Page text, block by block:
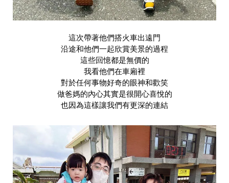
這次帶著他們搭火車出遠門
沿途和他們一起欣賞美景的過程
這些回憶都是無價的
我看他們在車廂裡
對於任何事物好奇的眼神和歡笑
做爸媽的內心其實是很開心喜悅的
也因為這樣讓我們有更深的連結